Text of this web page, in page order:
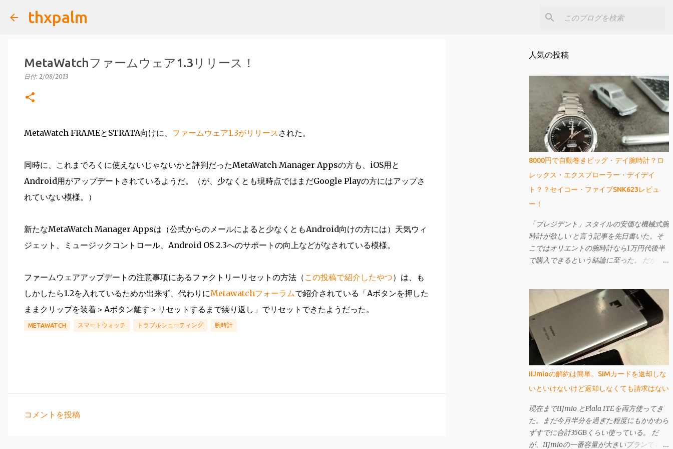
thxpalm
MetaWatchファームウェア1.3リリース！
日付: 2/08/2013
MetaWatch FRAMEとSTRATA向けに、 ファームウェア1.3がリリース された。
同時に、これまでろくに使えないじゃないかと評判だったMetaWatch Manager Appsの方も、iOS用と
Android用がアップデートされているようだ。（が、少なくとも現時点ではまだGoogle Playの方にはアップさ
れていない模様。）
新たなMetaWatch Manager Appsは（公式からのメールによると少なくともAndroid向けの方には）天気ウィ
ジェット、ミュージックコントロール、Android OS 2.3へのサポートの向上などがなされている模様。
ファームウェアアップデートの注意事項にあるファクトリーリセットの方法（ この投稿で紹介したやつ）は、も
しかしたら1.2を入れているためか出来ず、代わりにMetawatchフォーラムで紹介されている「Aボタンを押した
ままクリップを装着＞Aボタン離す＞リセットするまで繰り返し」でリセットできたようだった。
METAWATCH スマートウォッチ トラブルシューティング 腕時計
コメントを投稿
人気の投稿
8000円で自動巻きビッグ・デイ腕時計？ロ
レックス・エクスプローラー・デイデイ
ト？？セイコー・ファイブSNK623レビュ
ー！
「プレジデント」スタイルの安価な機械式腕
時計が欲しい と言う記事を先日書いた。そ
こではオリエントの腕時計なら1万円代後半
で購入できるという結論に至った。 だが、
りに曜日名が省略されずに表示されている）
ではなくてもよいというのであれば、もっと
安いものがある。 それが先日購入し、今回
ご紹介するセイコー・ファイブのSNK623
だ。購入してから文字盤がエクスプローラー
に酷似していることに気づいたが、なかなか
個性的で値段も激安の憎めないやつなんです
IIJmioの解約は簡単。SIMカードを返却しな
いといけないけど返却しなくても請求はない
現在までIIJmio とPlala ITEを両方使ってき
た。まだ今月半分を過ぎた程度にもかかわら
ずすでに合計35GBくらい使っている。 だ
が、IIJmioの一番容量が大きいプランでも